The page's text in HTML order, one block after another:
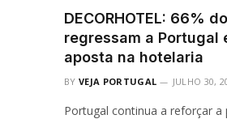
DECORHOTEL: 66%
regressam a Portugal
aposta na hotelaria
BY VEJA PORTUGAL JULHO 30,
Portugal continua a reforçar a